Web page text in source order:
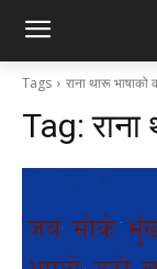
Tags राना थारू भाषाको
Tag: